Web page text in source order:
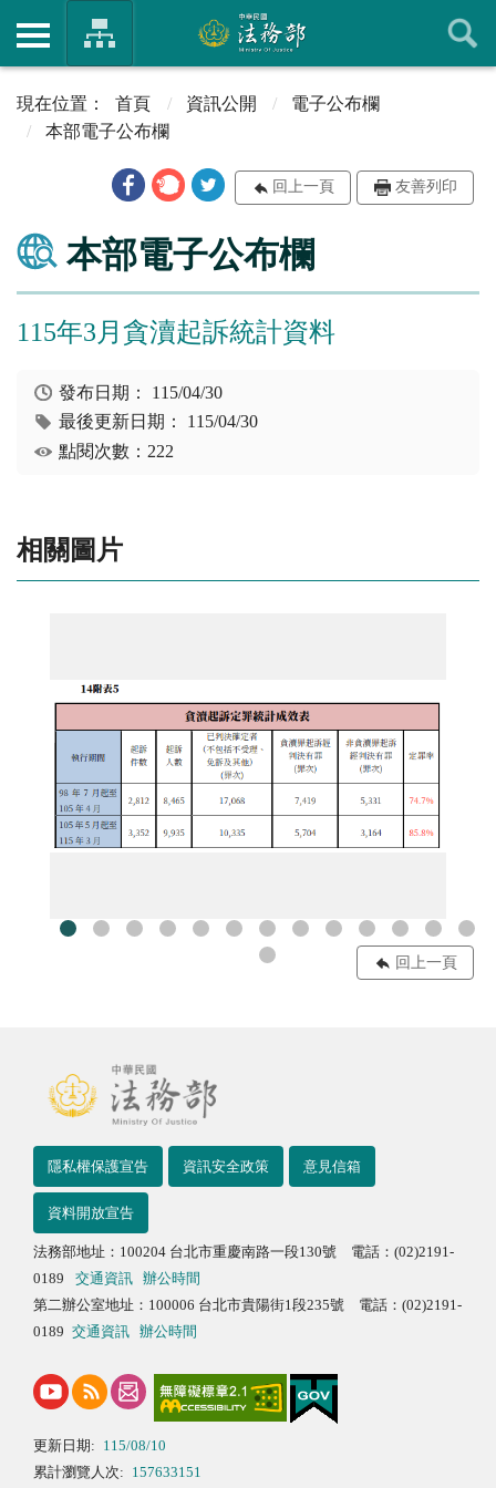
首頁 資訊公開
電子公布欄
本部電子公布欄
回上一頁 友善列印
本部電子公布欄
115年3月貪瀆起訴統計資料
發布日期： 115/04/30
最後更新日期： 115/04/30
點閱次數：222
相關圖片
14附表5
回上一頁
隱私權保護宣告 資訊安全政策 意見信箱
資料開放宣告
法務部地址：100204 台北市重慶南路一段130號 電話：(02)2191-
0189
交通資訊
辦公時間
第二辦公室地址：100006 台北市貴陽街1段235號 電話：(02)2191-
0189 交通資訊 辦公時間
更新日期: 115/08/10
累計瀏覽人次: 157633151